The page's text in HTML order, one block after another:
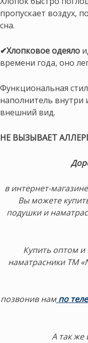
пропускает воздух,
сна.
✔Хлопковое одеяло
времени года, оно
Функциональная
наполнитель
внешний вид.
НЕ ВЫЗЫВАЕТ
в интернет-
Вы можете
подушки и
Купить оптом и
наматрасники ТМ
позвонив нам по
А так же